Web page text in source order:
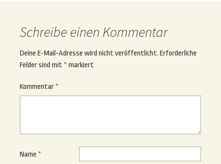
Schreibe einen Kommentar
Deine E-Mail-Adresse wird nicht veröffentlicht. Erforderliche
Felder sind mit * markiert
Kommentar *
Name *